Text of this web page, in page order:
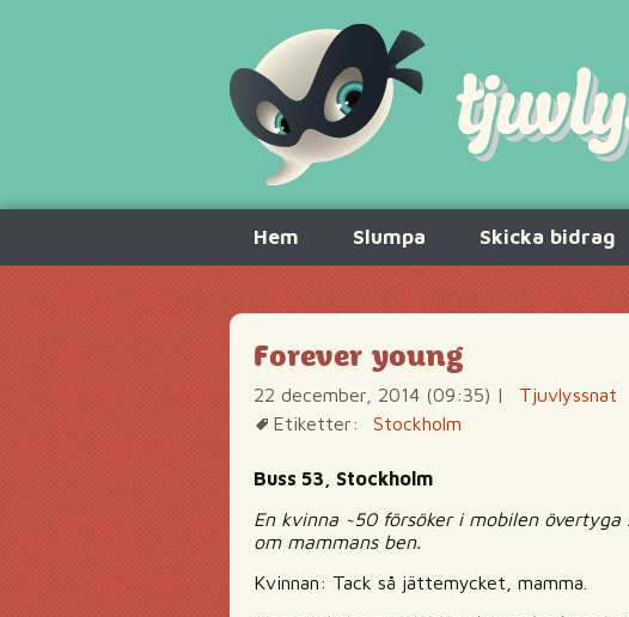
innehåll
Hem Slumpa Skicka bidrag
Forever young
22 december, 2014 (09:35) | Tjuvlyssnat
Etiketter:
Stockholm
Buss 53, Stockholm
En kvinna ~50 försöker i mobilen
om mammans ben.
Kvinnan: Tack så jättemycket, mamma.